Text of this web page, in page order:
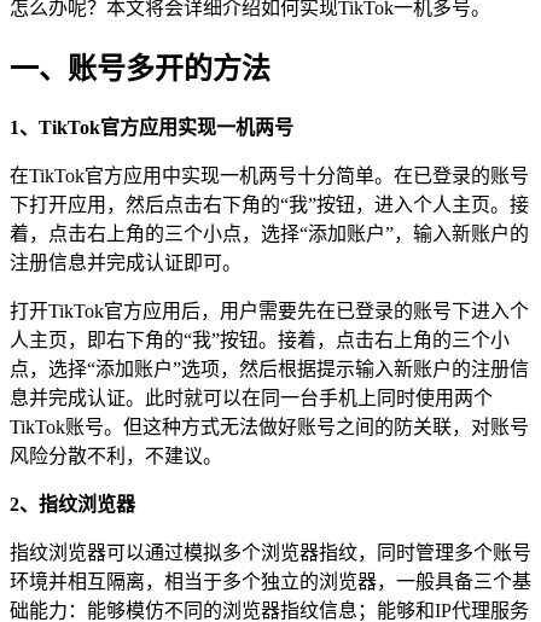
怎么办呢？本文将会详细介绍如何实现TikTok一机多号。
一、账号多开的方法
1、TikTok官方应用实现一机两号
在TikTok官方应用中实现一机两号十分简单。在已登录的账号
下打开应用，然后点击右下角的“我”按钮，进入个人主页。接
着，点击右上角的三个小点，选择“添加账户”，输入新账户的
注册信息并完成认证即可。
打开TikTok官方应用后，用户需要先在已登录的账号下进入个
人主页，即右下角的“我”按钮。接着，点击右上角的三个小
点，选择“添加账户”选项，然后根据提示输入新账户的注册信
息并完成认证。此时就可以在同一台手机上同时使用两个
TikTok账号。但这种方式无法做好账号之间的防关联，对账号
风险分散不利，不建议。
2、指纹浏览器
指纹浏览器可以通过模拟多个浏览器指纹，同时管理多个账号
环境并相互隔离，相当于多个独立的浏览器，一般具备三个基
础能力：能够模仿不同的浏览器指纹信息；能够和IP代理服务